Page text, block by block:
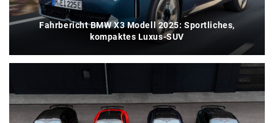
Fahrbericht BMW X3 Modell 2025: Sportliches,
kompaktes Luxus-SUV